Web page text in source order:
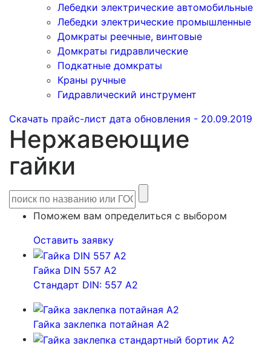
Лебедки электрические автомобильные
Лебедки электрические промышленные
Домкраты реечные, винтовые
Домкраты гидравлические
Подкатные домкраты
Краны ручные
Гидравлический инструмент
Скачать прайс-лист дата обновления - 20.09.2019
Нержавеющие
гайки
Поможем вам определиться с выбором
Оставить заявку
Гайка DIN 557 A2
Стандарт DIN: 557 A2
Гайка заклепка потайная А2